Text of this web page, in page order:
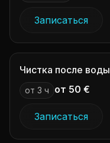
Записаться
Чистка после воды
от 3 ч от 50 €
Записаться